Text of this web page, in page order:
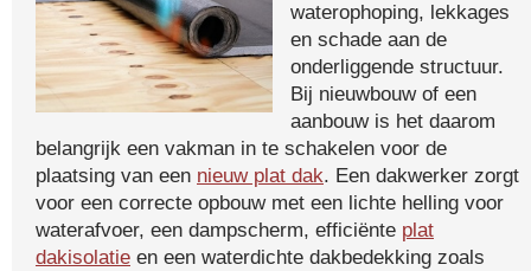
waterophoping, lekkages
en schade aan de
onderliggende structuur.
Bij nieuwbouw of een
aanbouw is het daarom
belangrijk een vakman in te schakelen voor de
plaatsing van een nieuw plat dak. Een dakwerker zorgt
voor een correcte opbouw met een lichte helling voor
waterafvoer, een dampscherm, efficiënte plat
dakisolatie en een waterdichte dakbedekking zoals